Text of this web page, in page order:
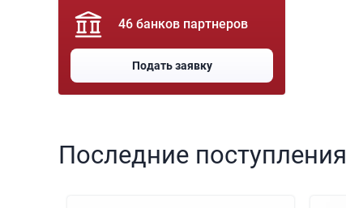
46 банков партнеров
Подать заявку
Последние поступления